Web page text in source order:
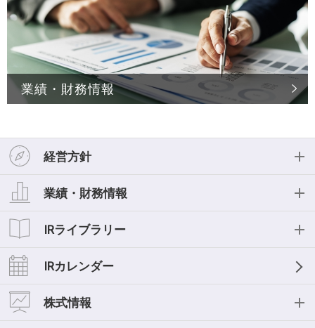
経営方針
経営方針
投資家の皆様へ
中期経営計画
事業等のリスク
業績・財務情報
業績・財務情報
業績ハイライト
キャッシュフロー
IRライブラリー
IRライブラリー
IR資料一覧
IRカレンダー
株式情報
業績・財務情報